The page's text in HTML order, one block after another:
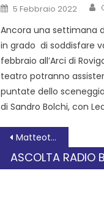
5 Febbraio 2022
Ancora una settimana
in grado di soddisfare
febbraio all’Arci di
teatro potranno
puntate dello
di Sandro Bolchi, con
Matteotti e la difesa degli “ultimi”. Un omaggio al grande politico polesano
ASCOLTA RADIO